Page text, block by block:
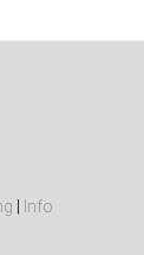
Info